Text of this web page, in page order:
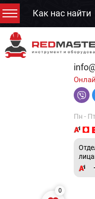
Как нас найти
Пн -
0